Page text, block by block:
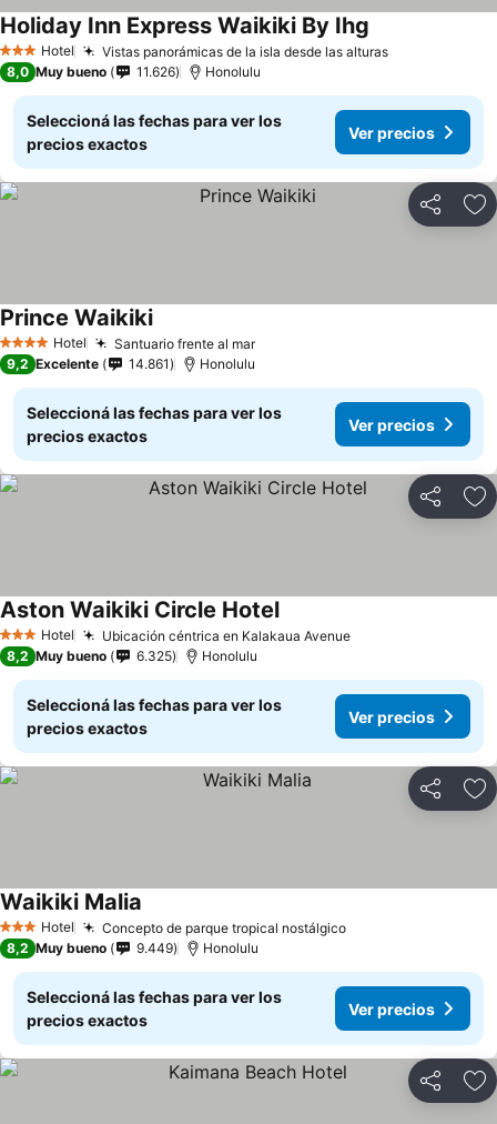
3 Estrellas
Hotel Vistas panorámicas de la isla desde las alturas
Holiday Inn Express Waikiki By Ihg
8,0 Muy bueno 11.626 Honolulu
Seleccioná las fechas para ver los
precios exactos
Ver precios
Compartir
4 EstrellasHotel Santuario frente al mar
Prince Waikiki
9,2 Excelente 14.861 Honolulu
Seleccioná las fechas para ver los
precios exactos
Ver precios
Compartir
3 Estrellas
Hotel Ubicación céntrica en Kalakaua Avenue
Aston Waikiki Circle Hotel
8,2 Muy bueno 6.325 Honolulu
Seleccioná las fechas para ver los
precios exactos
Ver precios
Compartir
3 Estrellas
Hotel Concepto de parque tropical nostálgico
Waikiki Malia
8,2 Muy bueno 9.449 Honolulu
Seleccioná las fechas para ver los
precios exactos
Ver precios
Compartir